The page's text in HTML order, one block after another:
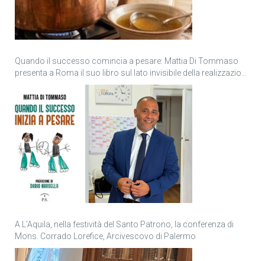
Quando il successo comincia a pesare: Mattia Di Tommaso
presenta a Roma il suo libro sul lato invisibile della realizzazione
A L’Aquila, nella festività del Santo Patrono, la conferenza di
Mons. Corrado Lorefice, Arcivescovo di Palermo